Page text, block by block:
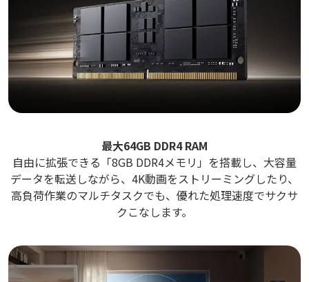
最大64GB DDR4 RAM
自由に拡張できる「8GB DDR4メモリ」を搭載し、大容量
データを転送しながら、4K動画をストリーミングしたり、
高負荷作業のマルチタスクでも、優れた処理速度でサクサ
クこなします。